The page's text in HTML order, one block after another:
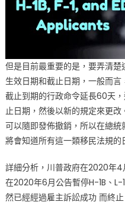
但是目前最重要的是，要弄清
生效日期和截止日期，一般而
截止到期的行政命令延長60天
止日期，然後以新的規定來更
可以隨即發佈撤銷，所以在總統
將會知道所有這一類移民法規的
詳細分析，川普政府在2020年
在2020年6月公告暫停H-1B、
然已經經過雇主訴訟成功 而終